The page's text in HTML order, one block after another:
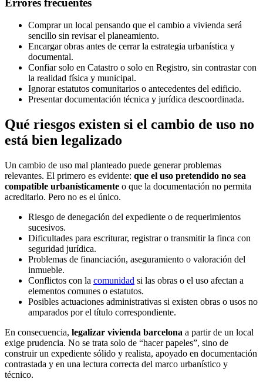
Errores frecuentes
Comprar un local pensando que el cambio a vivienda será
sencillo sin revisar el planeamiento.
Encargar obras antes de cerrar la estrategia urbanística y
documental.
Confiar solo en Catastro o solo en Registro, sin contrastar con
la realidad física y municipal.
Ignorar estatutos comunitarios o antecedentes del edificio.
Presentar documentación técnica y jurídica descoordinada.
Qué riesgos existen si el cambio de uso no
está bien legalizado
Un cambio de uso mal planteado puede generar problemas
relevantes. El primero es evidente: que el uso pretendido no sea
compatible urbanísticamente o que la documentación no permita
acreditarlo. Pero no es el único.
Riesgo de denegación del expediente o de requerimientos
sucesivos.
Dificultades para escriturar, registrar o transmitir la finca con
seguridad jurídica.
Problemas de financiación, aseguramiento o valoración del
inmueble.
Conflictos con la comunidad si las obras o el uso afectan a
elementos comunes o estatutos.
Posibles actuaciones administrativas si existen obras o usos no
amparados por el título correspondiente.
En consecuencia, legalizar vivienda barcelona a partir de un local
exige prudencia. No se trata solo de “hacer papeles”, sino de
construir un expediente sólido y realista, apoyado en documentación
contrastada y en una lectura correcta del marco urbanístico y
técnico.